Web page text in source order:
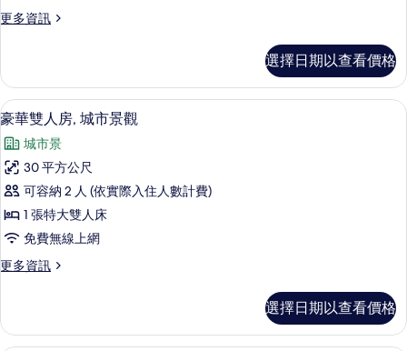
房
Floor)
的
所
有
相
片
更多資訊
更
雙
人
房
Floor)
的
詳
情
選擇日期以查看價格
顯
示
豪
華
雙
人
城
景
觀
高級寢具、客房內保險箱、書桌、遮
8
豪華雙人房, 城市景觀
城市景
30 平方公尺
可容納 2 人 (依實際入住人數計費)
1 張特大雙人床
免費無線上網
更多資訊
更
雙
人
選擇日期以查看價格